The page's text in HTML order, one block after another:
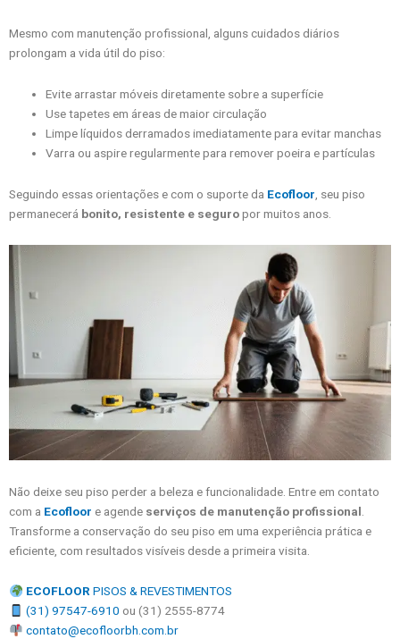
Mesmo com manutenção profissional, alguns cuidados diários
prolongam a vida útil do piso:
Evite arrastar móveis diretamente sobre a superfície
Use tapetes em áreas de maior circulação
Limpe líquidos derramados imediatamente para evitar manchas
Varra ou aspire regularmente para remover poeira e partículas
Seguindo essas orientações e com o suporte da Ecofloor , seu piso
permanecerá bonito, resistente e seguropor muitos anos.
Não deixe seu piso perder a beleza e funcionalidade. Entre em contato
com a Ecofloor e agende serviços de manutenção profissional
Transforme a conservação do seu piso em uma experiência prática e
eficiente, com resultados visíveis desde a primeira visita.
ECOFLOORPISOS & REVESTIMENTOS
(31) 97547-6910 ou (31) 2555-8774
contato@ecofloorbh.com.br